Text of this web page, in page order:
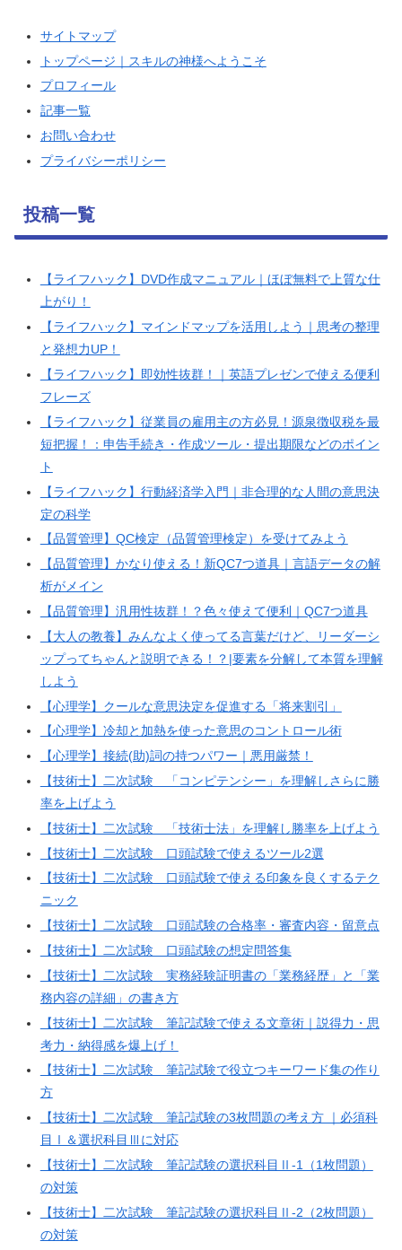
サイトマップ
トップページ｜スキルの神様へようこそ
プロフィール
記事一覧
お問い合わせ
プライバシーポリシー
投稿一覧
【ライフハック】DVD作成マニュアル｜ほぼ無料で上質な仕
上がり！
【ライフハック】マインドマップを活用しよう｜思考の整理
と発想力UP！
【ライフハック】即効性抜群！｜英語プレゼンで使える便利
フレーズ
【ライフハック】従業員の雇用主の方必見！源泉徴収税を最
短把握！：申告手続き・作成ツール・提出期限などのポイン
ト
【ライフハック】行動経済学入門｜非合理的な人間の意思決
定の科学
【品質管理】QC検定（品質管理検定）を受けてみよう
【品質管理】かなり使える！新QC7つ道具｜言語データの解
析がメイン
【品質管理】汎用性抜群！？色々使えて便利｜QC7つ道具
【大人の教養】みんなよく使ってる言葉だけど、リーダーシ
ップってちゃんと説明できる！？|要素を分解して本質を理解
しよう
【心理学】クールな意思決定を促進する「将来割引」
【心理学】冷却と加熱を使った意思のコントロール術
【心理学】接続(助)詞の持つパワー｜悪用厳禁！
【技術士】二次試験 「コンピテンシー」を理解しさらに勝
率を上げよう
【技術士】二次試験 「技術士法」を理解し勝率を上げよう
【技術士】二次試験 口頭試験で使えるツール2選
【技術士】二次試験 口頭試験で使える印象を良くするテク
ニック
【技術士】二次試験 口頭試験の合格率・審査内容・留意点
【技術士】二次試験 口頭試験の想定問答集
【技術士】二次試験 実務経験証明書の「業務経歴」と「業
務内容の詳細」の書き方
【技術士】二次試験 筆記試験で使える文章術｜説得力・思
考力・納得感を爆上げ！
【技術士】二次試験 筆記試験で役立つキーワード集の作り
方
【技術士】二次試験 筆記試験の3枚問題の考え方 ｜必須科
目Ⅰ＆選択科目Ⅲに対応
【技術士】二次試験 筆記試験の選択科目Ⅱ-1（1枚問題）
の対策
【技術士】二次試験 筆記試験の選択科目Ⅱ-2（2枚問題）
の対策